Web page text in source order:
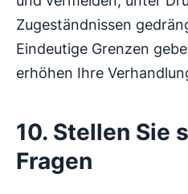
Zugeständnissen
Eindeutige Grenzen
erhöhen Ihre
10. Stellen Sie
Fragen